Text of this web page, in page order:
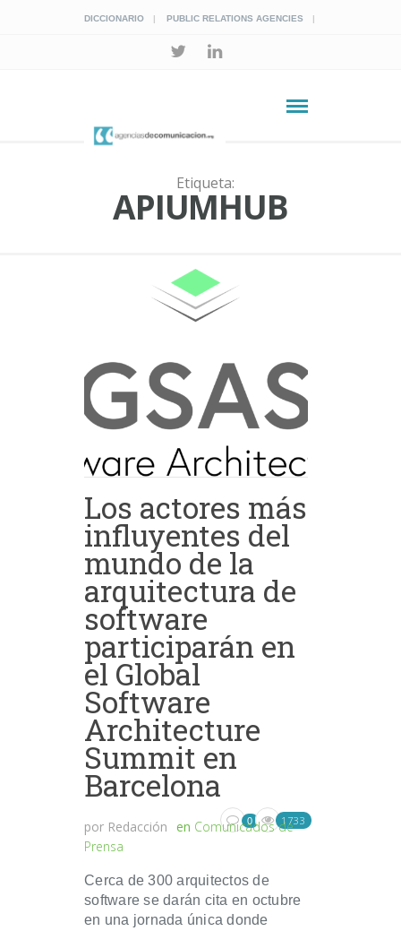
DICCIONARIO PUBLIC RELATIONS AGENCIES
Etiqueta:
APIUMHUB
Los actores más
influyentes del
mundo de la
arquitectura de
software
participarán en
el Global
Software
Architecture
Summit en
Barcelona
por Redacción en Comunicados de
Prensa
0 1733
Cerca de 300 arquitectos de
software se darán cita en octubre
en una jornada única donde